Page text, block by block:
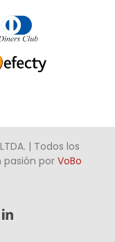
| Todos los
pasión por VoBo
LinkedIn